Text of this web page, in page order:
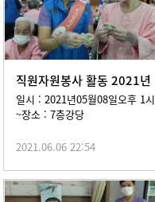
직원자원봉사 활동 2021년
05월08일
일시 : 2021년05월08일오후 1시
~장소 : 7층강당
2021.06.06 22:54